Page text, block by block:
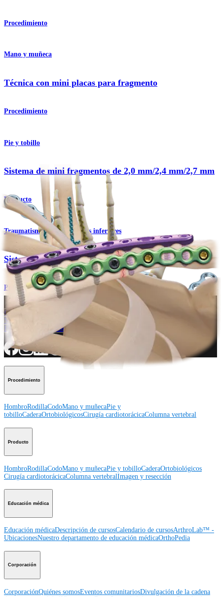
Procedimiento
Mano y muñeca
Técnica con mini placas para fragmento
Procedimiento
Pie y tobillo
Sistema de mini fragmentos de 2,0 mm/2,4 mm/2,7 mm
Producto
Traumatismo - Extremidades inferiores
Sistema de minifragmentos
Procedimiento
¿Cómo podemos ayudarlo?
Contacte a un representante
Ver eventos, laboratorios y oportunidades educativas
Regístrese para recibir: ¿Qué hay de nuevo en Arthrex?
Conéctese con nosotros
Procedimiento
HombroRodillaCodoMano y muñecaPie y
tobilloCaderaOrtobiológicosCirugía cardiotorácicaColumna vertebral
Producto
HombroRodillaCodoMano y muñecaPie y tobilloCaderaOrtobiológicos
Cirugía cardiotorácicaColumna vertebralImagen y resección
Educación médica
Educación médicaDescripción de cursosCalendario de cursosArthroLab™ -
UbicacionesNuestro departamento de educación médicaOrthoPedia
Corporación
CorporaciónQuiénes somosEventos comunitariosDivulgación de la cadena